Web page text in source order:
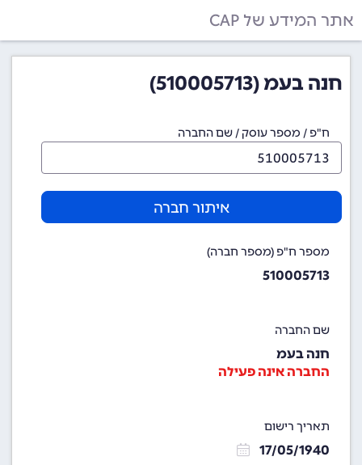
אתר המידע של CAP
חנה בעמ (510005713)
ח"פ / מספר עוסק / שם החברה
איתור חברה
מספר ח"פ (מספר חברה)
510005713
שם החברה
חנה בעמ
החברה אינה פעילה
תאריך רישום
17/05/1940